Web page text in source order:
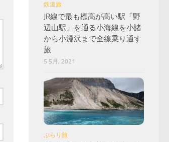
鉄道旅
JR線で最も標高が高い駅「野
辺山駅」を通る小海線を小諸
から小淵沢まで全線乗り通す
旅
5 5月, 2021
ぶらり旅